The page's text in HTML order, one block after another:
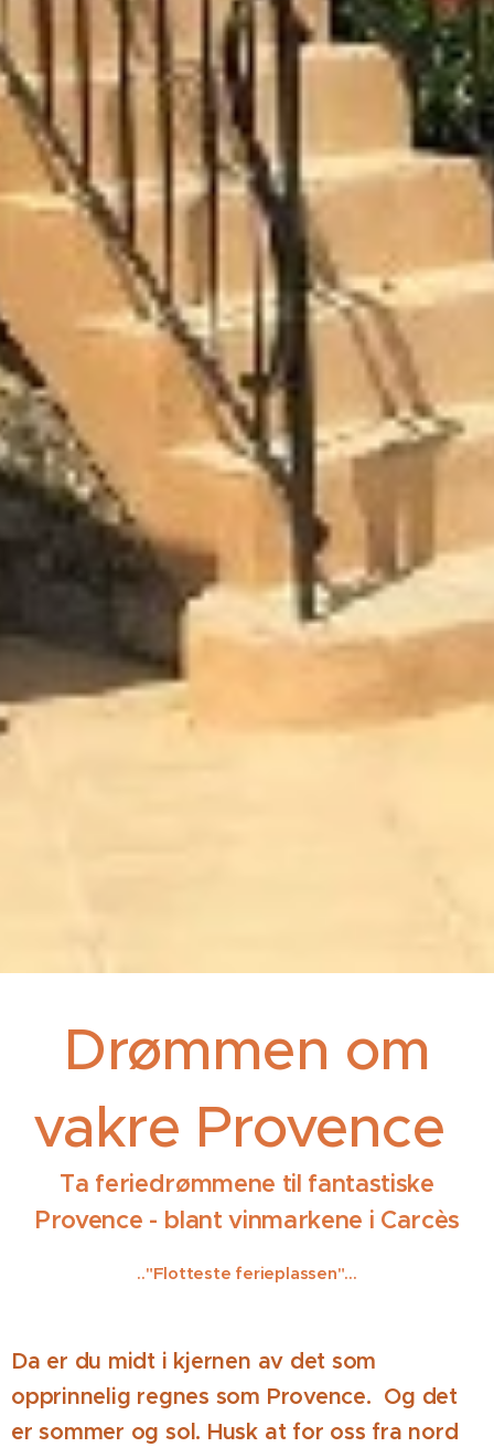
Drømmen om
vakre Provence
Ta feriedrømmene til fantastiske
Provence - blant vinmarkene i Carcès
.."Flotteste ferieplassen"...
Da er du midt i kjernen av det som
opprinnelig regnes som Provence. Og det
er sommer og sol. Husk at for oss fra nord